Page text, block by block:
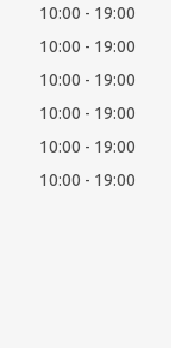
10:00
19:00
10:00
19:00
10:00
19:00
10:00
19:00
10:00
19:00
10:00 19:00